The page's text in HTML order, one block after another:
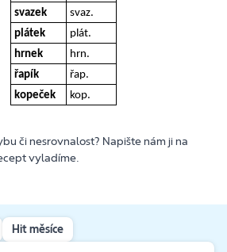
svazek
svaz.
plátek
plát.
hrnek
hrn.
řapík
řap.
kopeček kop.
či nesrovnalost? Napište nám ji na
vyladíme.
Hit měsíce